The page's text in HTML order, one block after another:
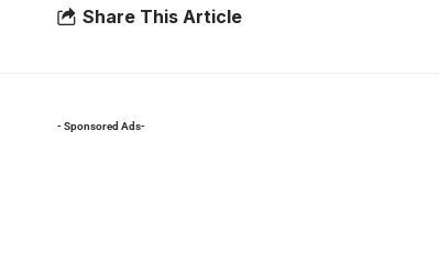
Share This Article
- Sponsored Ads-